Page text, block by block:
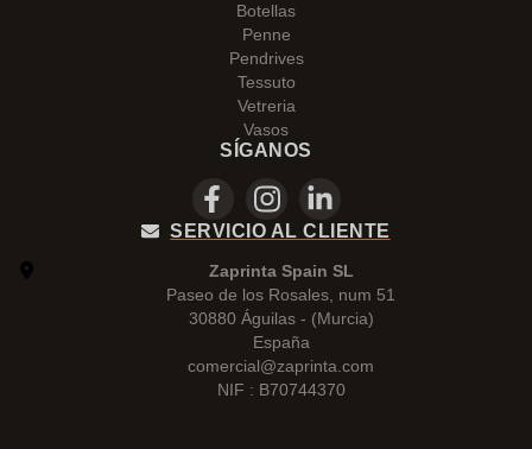
Botellas
Penne
Pendrives
Tessuto
Vetreria
Vasos
SÍGANOS
SERVICIO AL CLIENTE
Zaprinta Spain SL
Paseo de los Rosales, num 51
30880 Águilas - (Murcia)
España
comercial@zaprinta.com
NIF : B70744370